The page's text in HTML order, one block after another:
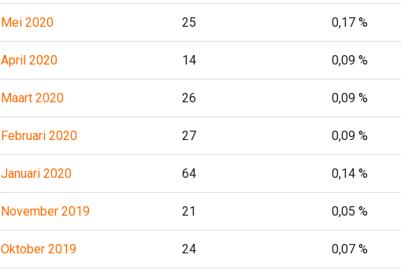
Mei 2020 25 0,17 %
April 2020 14 0,09 %
Maart 2020 26 0,09 %
Februari 2020 27 0,09 %
Januari 2020 64 0,14 %
November 2019 21 0,05 %
Oktober 2019 24 0,07 %